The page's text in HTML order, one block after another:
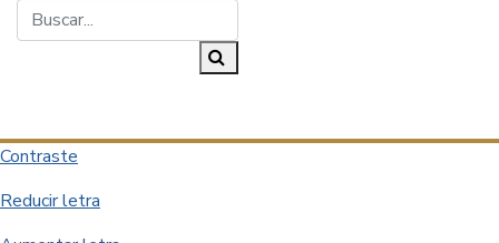
Contraste
Reducir letra